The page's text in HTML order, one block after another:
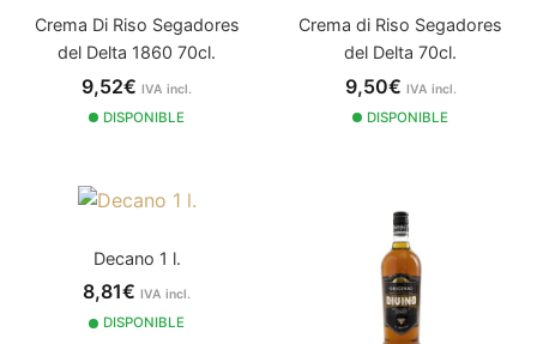
Crema Di Riso Segadores
del Delta 1860 70cl.
9,52€ IVA incl.
DISPONIBLE
Crema di Riso Segadores
del Delta 70cl.
9,50€ IVA incl.
DISPONIBLE
Decano 1 l.
8,81€ IVA incl.
DISPONIBLE